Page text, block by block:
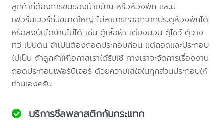
ลูกค้าที่ต้องการขนของย้ายบ้าน หรือห้องพัก และมี
เฟอร์นิเจอร์ที่มีขนาดใหญ่ ไม่สามารถออกจากประตูห้องพักได้
หรือลงบันไดบ้านไม่ได้ เช่น ตู้เสื้อผ้า เตียงนอน ตู้โชว์ ตู้วาง
ทีวี เป็นต้น จำเป็นต้องถอดประกอบก่อน แต่ถอดและประกอบ
ไม่เป็น ถ้าลูกค้าให้โอกาสเราได้รับใช้ ทางเราจะจัดการเรื่องงาน
ถอดประกอบเฟอร์นิเจอร์ ด้วยความใส่ใจในทุกส่วนประกอบให้
ท่านเองครับ
บริการซีลพลาสติกกันกระแทก